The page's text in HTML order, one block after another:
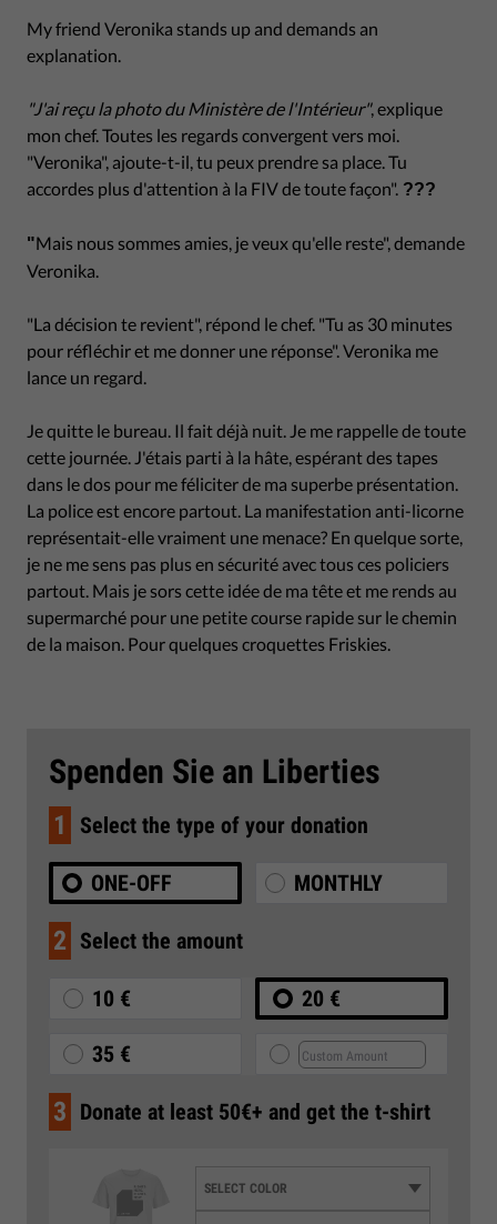
My friend Veronika stands up and demands an
explanation.
"J'ai reçu la photo du Ministère de l'Intérieur", explique
mon chef. Toutes les regards convergent vers moi.
"Veronika", ajoute-t-il, tu peux prendre sa place. Tu
accordes plus d'attention à la FIV de toute façon". ???
"Mais nous sommes amies, je veux qu'elle reste", demande
Veronika.
"La décision te revient", répond le chef. "Tu as 30 minutes
pour réfléchir et me donner une réponse". Veronika me
lance un regard.
Je quitte le bureau. Il fait déjà nuit. Je me rappelle de toute
cette journée. J'étais parti à la hâte, espérant des tapes
dans le dos pour me féliciter de ma superbe présentation.
La police est encore partout. La manifestation anti-licorne
représentait-elle vraiment une menace? En quelque sorte,
je ne me sens pas plus en sécurité avec tous ces policiers
partout. Mais je sors cette idée de ma tête et me rends au
supermarché pour une petite course rapide sur le chemin
de la maison. Pour quelques croquettes Friskies.
Spenden Sie an Liberties
1 Select the type of your donation
ONE-OFF MONTHLY
2 Select the amount
10 € 20 €
35 €
3 Donate at least 50€+ and get the t-shirt